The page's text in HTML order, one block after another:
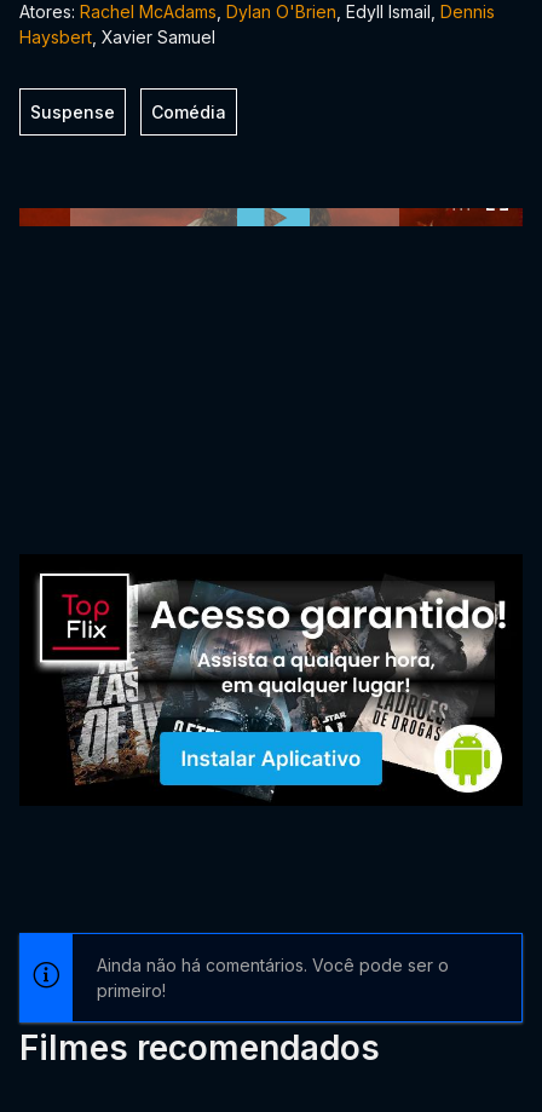
Atores: Rachel McAdams Dylan O'Brien , Edyll Ismail, Dennis
Haysbert , Xavier Samuel
Suspense Comédia
Ainda não há comentários. Você pode ser o
primeiro!
Filmes recomendados